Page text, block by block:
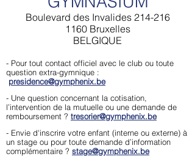
Boulevard des Invalides 214-216
1160 Bruxelles
BELGIQUE
- Pour tout contact officiel avec le club ou toute
question extra-gymnique :
presidence@gymphenix.be
- Une question concernant la cotisation,
l’intervention de la mutuelle ou une demande de
remboursement ? tresorier@gymphenix.be
- Envie d'inscrire votre enfant (interne ou externe) à
un stage ou pour toute demande d’information
complémentaire ? stage@gymphenix.be